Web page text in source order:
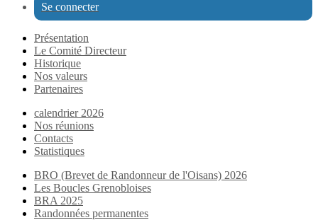
Se connecter
Présentation
Le Comité Directeur
Historique
Nos valeurs
Partenaires
calendrier 2026
Nos réunions
Contacts
Statistiques
BRO (Brevet de Randonneur de l'Oisans) 2026
Les Boucles Grenobloises
BRA 2025
Randonnées permanentes